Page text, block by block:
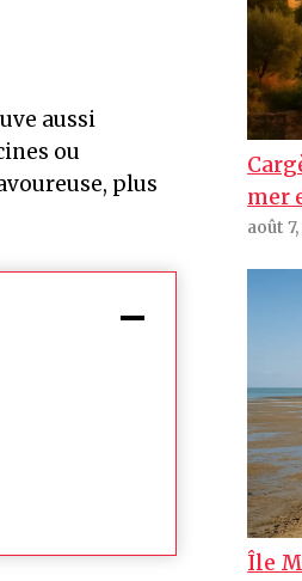
aussi
ou
plus
mer
août
Île